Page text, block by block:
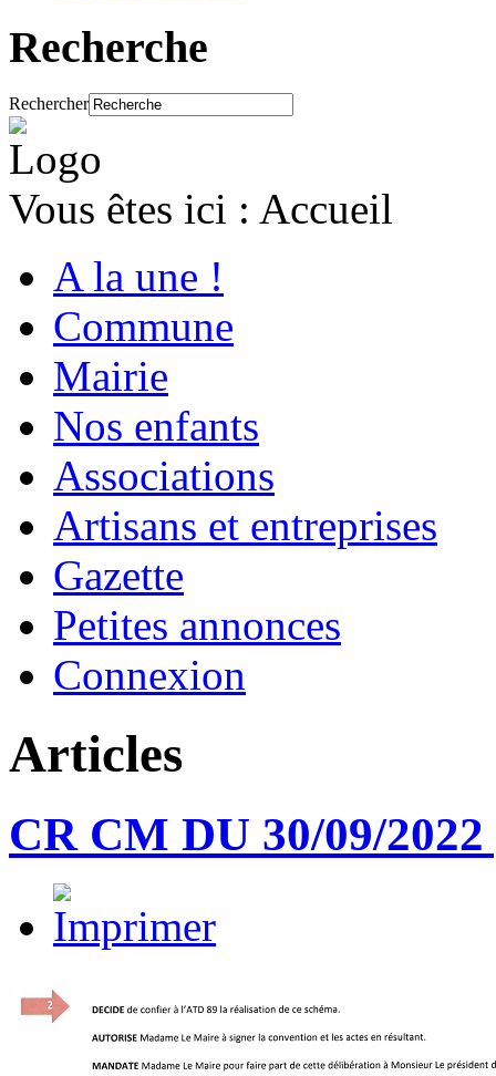
Recherche
Rechercher
Vous êtes ici : Accueil
A la une !
Commune
Mairie
Nos enfants
Associations
Artisans et entreprises
Gazette
Petites annonces
Connexion
Articles
CR CM DU 30/09/2022